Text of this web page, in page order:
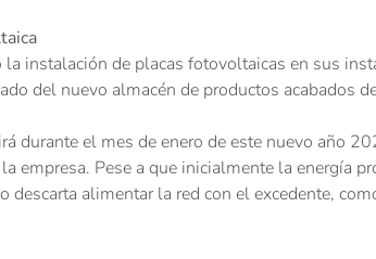
la instalación de placas fotovoltaicas en sus
del nuevo almacén de productos acabados
durante el mes de enero de este nuevo año
empresa. Pese a que inicialmente la energía
descarta alimentar la red con el excedente,